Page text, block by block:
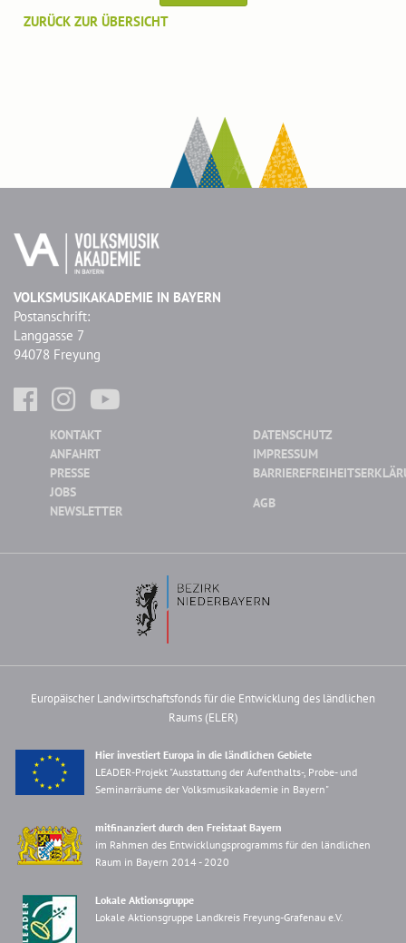
ZURÜCK ZUR ÜBERSICHT
VOLKSMUSIKAKADEMIE IN BAYERN
Postanschrift:
Langgasse 7
94078 Freyung
KONTAKT
ANFAHRT
PRESSE
JOBS
NEWSLETTER
DATENSCHUTZ
IMPRESSUM
AGB
Europäischer Landwirtschaftsfonds für die Entwicklung des ländlichen
Raums (ELER)
Hier investiert Europa in die ländlichen Gebiete
LEADER-Projekt "Ausstattung der Aufenthalts-, Probe- und
Seminarräume der Volksmusikakademie in Bayern"
mitfinanziert durch den Freistaat Bayern
im Rahmen des Entwicklungsprogramms für den ländlichen
Raum in Bayern 2014 - 2020
Lokale Aktionsgruppe
Lokale Aktionsgruppe Landkreis Freyung-Grafenau e.V.